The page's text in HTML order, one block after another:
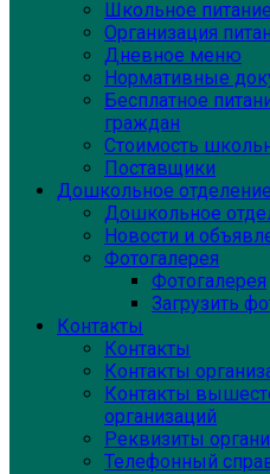
Школьное питание
Организация
Дневное меню
Нормативные
Бесплатное
граждан
Стоимость
Поставщики
Дошкольное отделение
Дошкольное
Новости и
Фотогалерея
Фотогалерея
Загрузить
Контакты
Контакты
Контакты
Контакты
организаций
Реквизиты
Телефонный